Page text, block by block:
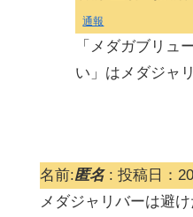
通報
「メダガブリュ
い」はメダジャ
名前:匿名: 投稿日：
メダジャリバーは避